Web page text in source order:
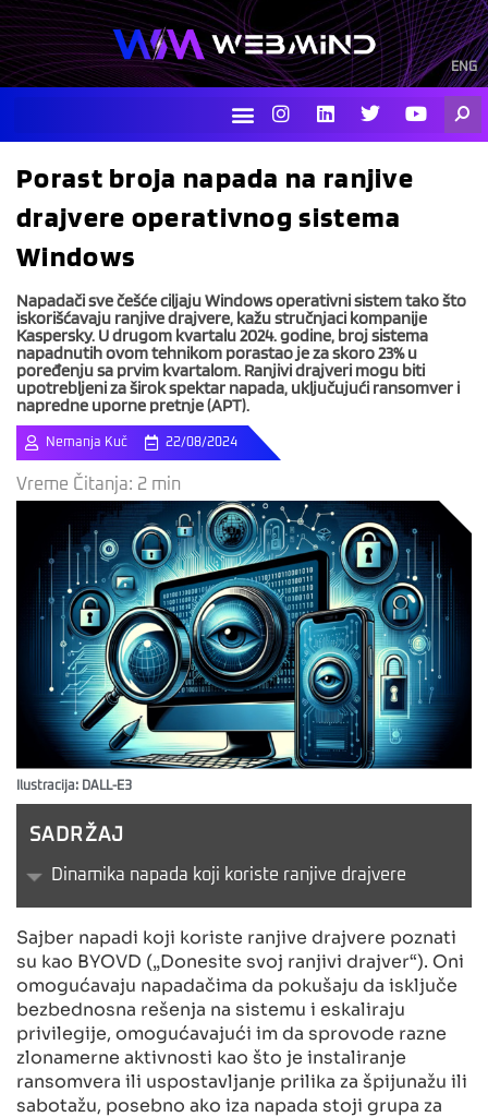
Skip
to
content
ENG
I
n
s
a
r
L
i
n
e
i
T
w
i
t
r
Y
o
u
Porast broja napada na ranjive
drajvere operativnog sistema
Windows
Napadači sve češće ciljaju Windows operativni sistem tako što
iskorišćavaju ranjive drajvere, kažu stručnjaci kompanije
Kaspersky. U drugom kvartalu 2024. godine, broj sistema
napadnutih ovom tehnikom porastao je za skoro 23% u
poređenju sa prvim kvartalom. Ranjivi drajveri mogu biti
upotrebljeni za širok spektar napada, uključujući ransomver i
napredne uporne pretnje (APT).
Nemanja Kuč 22/08/2024
Vreme Čitanja: 2 min
Ilustracija: DALL-E3
SADRŽAJ
Dinamika napada koji koriste ranjive drajvere
Sajber napadi koji koriste ranjive drajvere poznati
su kao BYOVD („Donesite svoj ranjivi drajver“). Oni
omogućavaju napadačima da pokušaju da isključe
bezbednosna rešenja na sistemu i eskaliraju
privilegije, omogućavajući im da sprovode razne
zlonamerne aktivnosti kao što je instaliranje
ransomvera ili uspostavljanje prilika za špijunažu ili
sabotažu, posebno ako iza napada stoji grupa za